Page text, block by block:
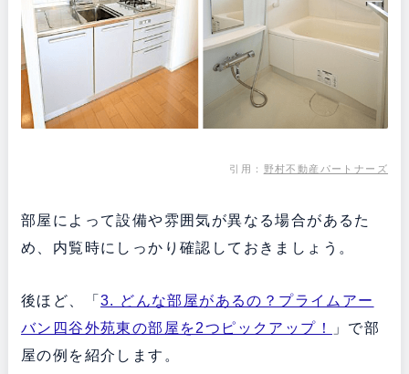
引用： 野村不動産パートナーズ
部屋によって設備や雰囲気が異なる場合があるた
め、内覧時にしっかり確認しておきましょう。
後ほど、「 3. どんな部屋があるの？プライムアー
バン四谷外苑東の部屋を2つピックアップ！
」で部
屋の例を紹介します。